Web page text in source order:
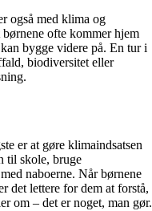
også med klima og
ofte kommer hjem
bygge videre på. En tur i
biodiversitet eller
er at gøre klimaindsatsen
til skole, bruge
naboerne. Når børnene
det lettere for dem at forstå,
om – det er noget, man gør.